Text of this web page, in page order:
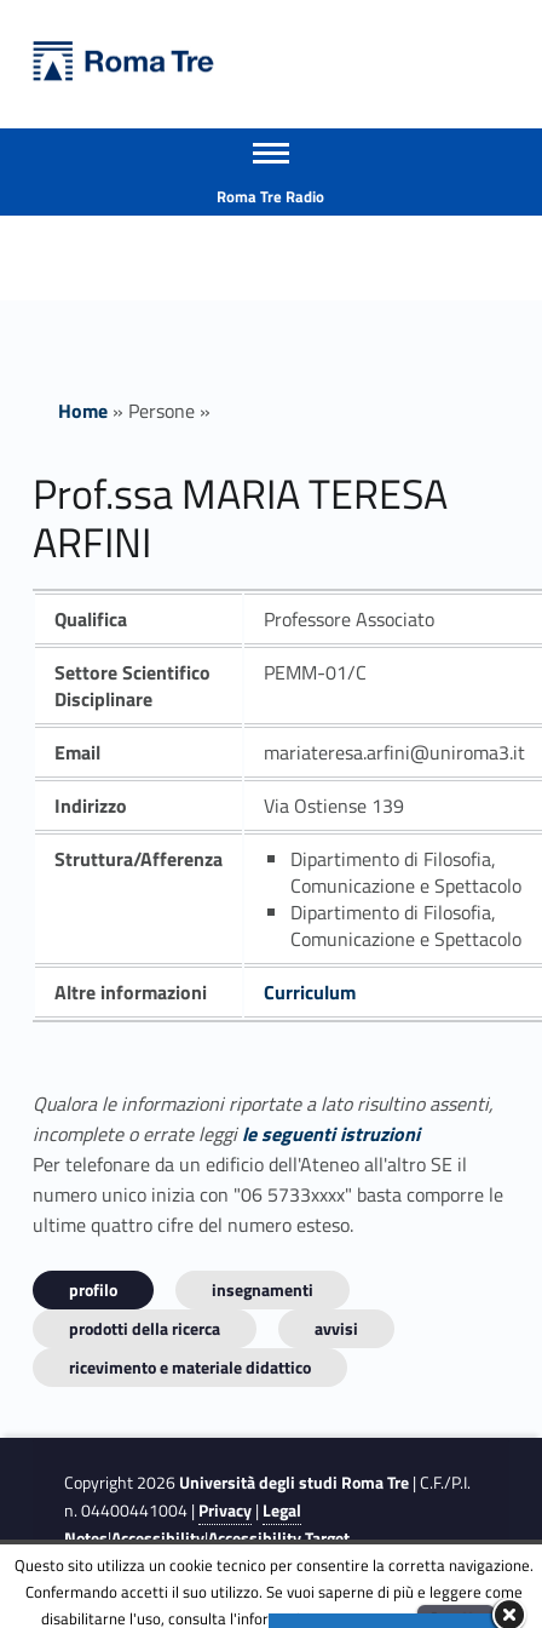
Prof.ssa MARIA TERESA ARFINI - Università Roma Tre
Apri il menu secondario
Roma Tre Radio
Home» Persone»
Prof.ssa MARIA TERESA
ARFINI
Qualifica
Professore Associato
Settore Scientifico
Disciplinare
PEMM-01/C
Email
mariateresa.arfini@uniroma3.it
Indirizzo
Via Ostiense 139
Struttura/Afferenza
Dipartimento di Filosofia,
Comunicazione e Spettacolo
Dipartimento di Filosofia,
Comunicazione e Spettacolo
Altre informazioni
Curriculum
Qualora le informazioni riportate a lato risultino assenti,
incomplete o errate leggile seguenti istruzioni
Per telefonare da un edificio dell'Ateneo all'altro SE il
numero unico inizia con "06 5733xxxx" basta comporre le
ultime quattro cifre del numero esteso.
profilo
insegnamenti
prodotti della ricerca
avvisi
ricevimento e materiale didattico
Copyright 2026Università degli studi Roma Tre| C.F./P.I.
n. 04400441004 |Privacy|Legal
Notes|Accessibility|Accessibility Target
This site is protected by reCAPTCHA and the GooglePrivacy
Questo sito utilizza un cookie tecnico per consentire la corretta navigazione.
Confermando accetti il suo utilizzo. Se vuoi saperne di più e leggere come
disabilitarne l'uso, consulta l'informativa estesa.ENG Accetta